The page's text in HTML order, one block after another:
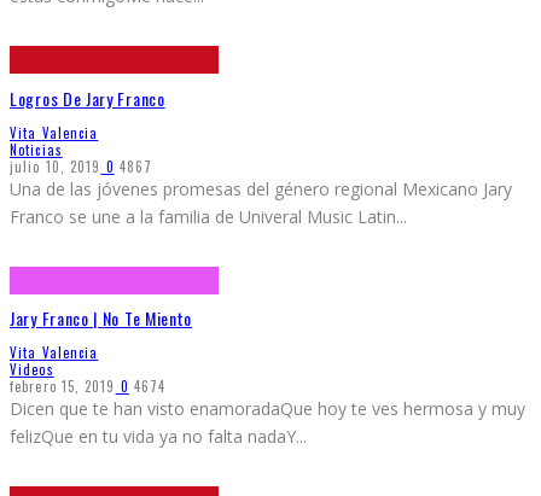
Logros De Jary Franco
Vita Valencia
Noticias
julio 10, 2019 0 4867
Una de las jóvenes promesas del género regional Mexicano Jary
Franco se une a la familia de Univeral Music Latin...
Jary Franco | No Te Miento
Vita Valencia
Videos
febrero 15, 2019 0 4674
Dicen que te han visto enamoradaQue hoy te ves hermosa y muy
felizQue en tu vida ya no falta nadaY...